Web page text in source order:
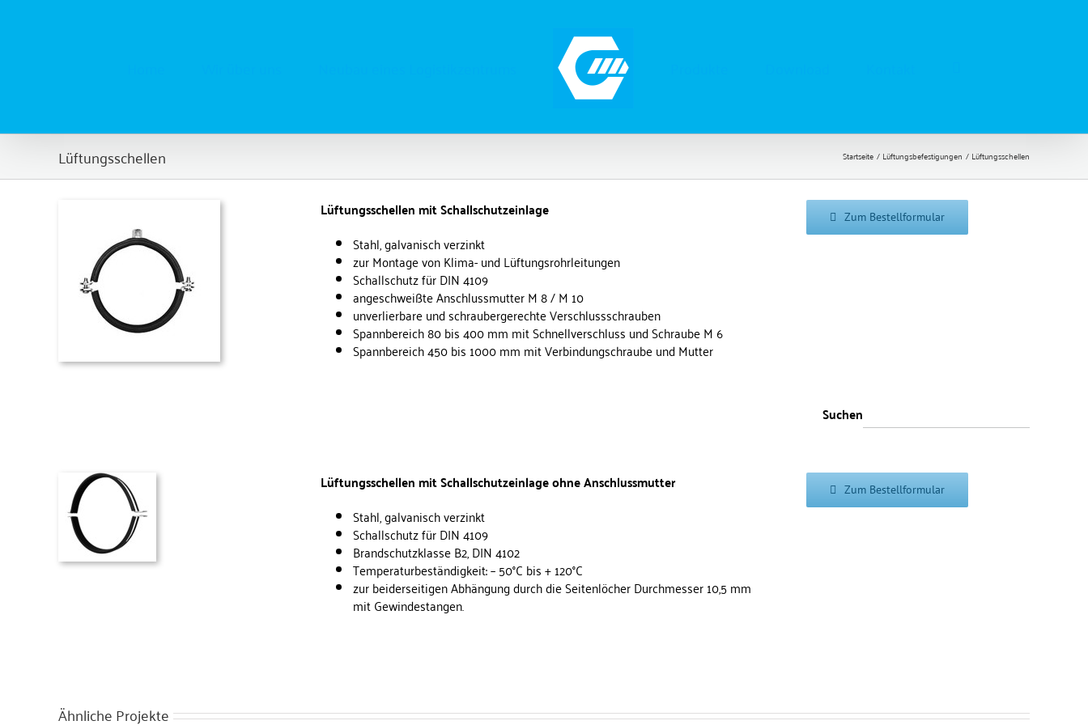
Lüftungsschellen Startseite Lüftungsbefestigungen Lüftungsschellen
Lüftungsschellen mit Schallschutzeinlage
Stahl, galvanisch verzinkt
zur Montage von Klima- und Lüftungsrohrleitungen
Schallschutz für DIN 4109
angeschweißte Anschlussmutter M 8 / M 10
unverlierbare und schraubergerechte Verschlussschrauben
Spannbereich 80 bis 400 mm mit Schnellverschluss und Schraube M 6
Spannbereich 450 bis 1000 mm mit Verbindungschraube und Mutter
Zum Bestellformular
Suchen
Lüftungsschellen mit Schallschutzeinlage ohne Anschlussmutter
Stahl, galvanisch verzinkt
Schallschutz für DIN 4109
Brandschutzklasse B2, DIN 4102
Temperaturbeständigkeit: – 50°C bis + 120°C
zur beiderseitigen Abhängung durch die Seitenlöcher Durchmesser 10,5 mm
mit Gewindestangen.
Zum Bestellformular
Ähnliche Projekte